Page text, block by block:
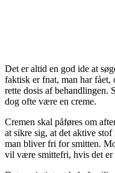
Det er altid en god ide at
faktisk er fnat, man har fået,
rette dosis af
dog ofte være en creme.
Cremen skal påføres om
at sikre sig, at det aktive
man bliver fri for smitten.
vil være smittefri, hvis det